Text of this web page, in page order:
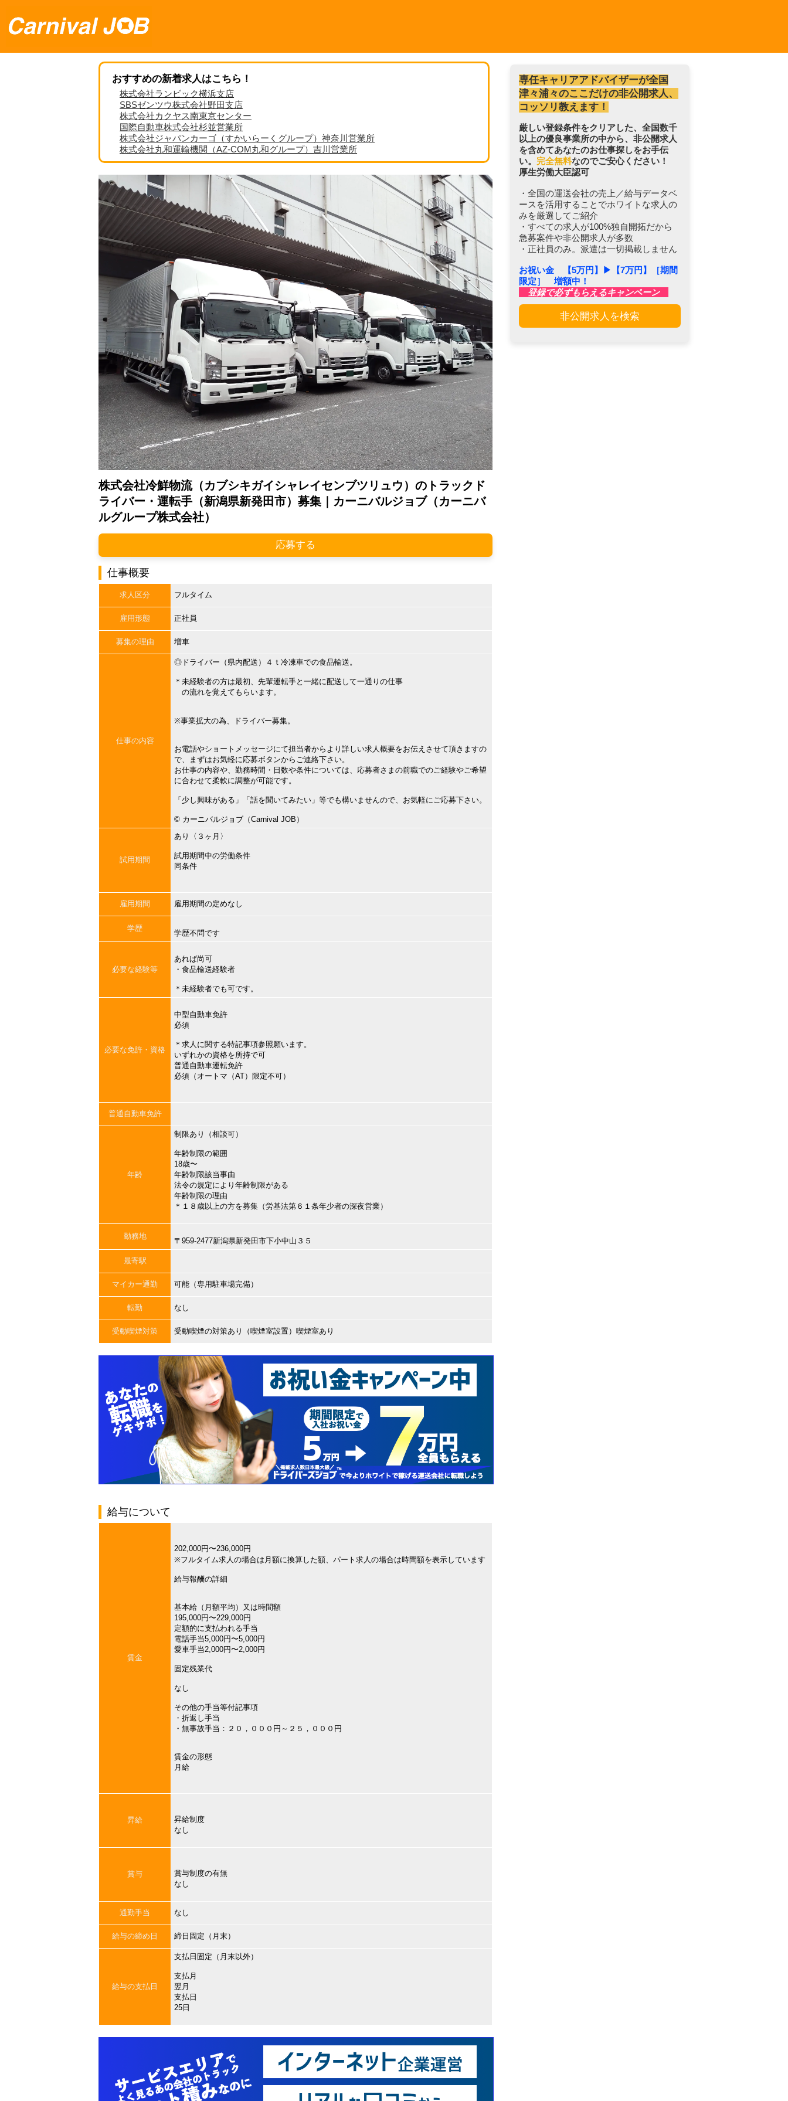
おすすめの新着求人はこちら！
株式会社ランビック横浜支店
SBSゼンツウ株式会社野田支店
株式会社カクヤス南東京センター
国際自動車株式会社杉並営業所
株式会社ジャパンカーゴ（すかいらーくグループ）神奈川営業所
株式会社丸和運輸機関（AZ-COM丸和グループ）吉川営業所
株式会社冷鮮物流（カブシキガイシャレイセンブツリュウ）のトラックド
ライバー・運転手（新潟県新発田市）募集｜カーニバルジョブ（カーニバ
ルグループ株式会社）
応募する
仕事概要
求人区分 フルタイム
雇用形態 正社員
募集の理由 増車
仕事の内容
◎ドライバー（県内配送）４ｔ冷凍車での食品輸送。
＊未経験者の方は最初、先輩運転手と一緒に配送して一通りの仕事
の流れを覚えてもらいます。
※事業拡大の為、ドライバー募集。
お電話やショートメッセージにて担当者からより詳しい求人概要をお伝えさせて頂きますの
で、まずはお気軽に応募ボタンからご連絡下さい。
お仕事の内容や、勤務時間・日数や条件については、応募者さまの前職でのご経験やご希望
に合わせて柔軟に調整が可能です。
「少し興味がある」「話を聞いてみたい」等でも構いませんので、お気軽にご応募下さい。
©︎ カーニバルジョブ（Carnival JOB）
試用期間
あり〈３ヶ月〉
試用期間中の労働条件
同条件
雇用期間 雇用期間の定めなし
学歴
学歴不問です
必要な経験等
あれば尚可
・食品輸送経験者
＊未経験者でも可です。
必要な免許・資格
中型自動車免許
必須
＊求人に関する特記事項参照願います。
いずれかの資格を所持で可
普通自動車運転免許
必須（オートマ（AT）限定不可）
普通自動車免許
年齢
制限あり（相談可）
年齢制限の範囲
18歳〜
年齢制限該当事由
法令の規定により年齢制限がある
年齢制限の理由
＊１８歳以上の方を募集（労基法第６１条年少者の深夜営業）
勤務地
〒959-2477新潟県新発田市下小中山３５
最寄駅
マイカー通勤 可能（専用駐車場完備）
転勤 なし
受動喫煙対策 受動喫煙の対策あり（喫煙室設置）喫煙室あり
給与について
賃金
202,000円〜236,000円
※フルタイム求人の場合は月額に換算した額、パート求人の場合は時間額を表示しています
給与報酬の詳細
基本給（月額平均）又は時間額
195,000円〜229,000円
定額的に支払われる手当
電話手当5,000円〜5,000円
愛車手当2,000円〜2,000円
固定残業代
なし
その他の手当等付記事項
・折返し手当
・無事故手当：２０，０００円～２５，０００円
賃金の形態
月給
昇給
昇給制度
なし
賞与
賞与制度の有無
なし
通勤手当 なし
給与の締め日 締日固定（月末）
給与の支払日
支払日固定（月末以外）
支払月
翌月
支払日
25日
専任キャリアアドバイザーが全国
津々浦々のここだけの非公開求人、
コッソリ教えます！
厳しい登録条件をクリアした、全国数千
以上の優良事業所の中から、非公開求人
を含めてあなたのお仕事探しをお手伝
い。 完全無料なのでご安心ください！
厚生労働大臣認可
・全国の運送会社の売上／給与データベ
ースを活用することでホワイトな求人の
みを厳選してご紹介
・すべての求人が100%独自開拓だから
急募案件や非公開求人が多数
・正社員のみ。派遣は一切掲載しません
お祝い金 【5万円】▶︎【7万円】［期間
限定］ 増額中！
登録で必ずもらえるキャンペーン
非公開求人を検索